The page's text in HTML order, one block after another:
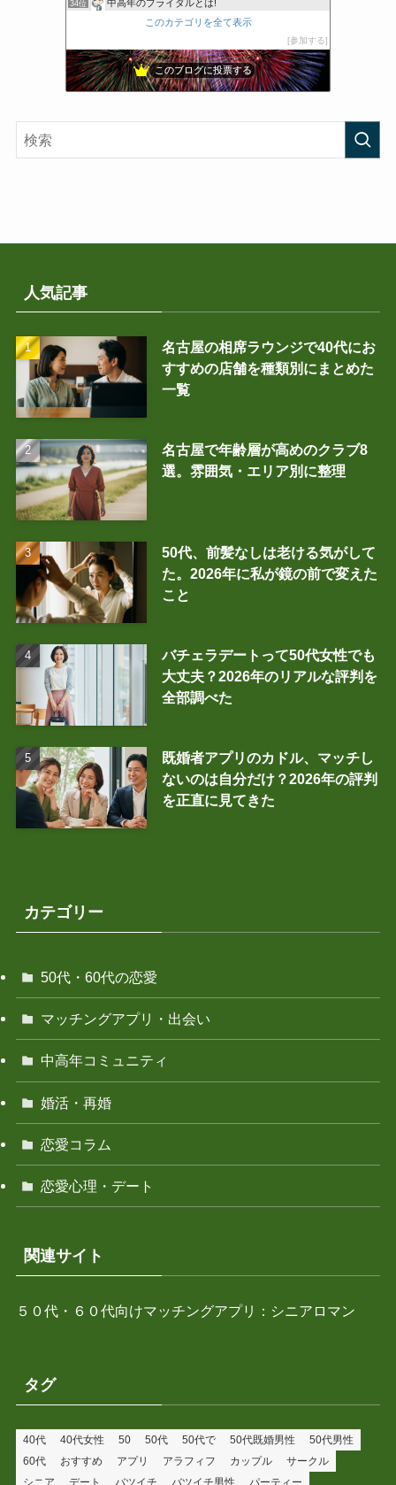
34位 中高年のブライダルとは!
夫婦結び｜熟年離婚を再生した、二人の祝詞と神事
このカテゴリを全て表示
参加する
このブログに投票する
人気記事
名古屋の相席ラウンジで40代にお
すすめの店舗を種類別にまとめた
一覧
名古屋で年齢層が高めのクラブ8
選。雰囲気・エリア別に整理
50代、前髪なしは老ける気がして
た。2026年に私が鏡の前で変えた
こと
バチェラデートって50代女性でも
大丈夫？2026年のリアルな評判を
全部調べた
既婚者アプリのカドル、マッチし
ないのは自分だけ？2026年の評判
を正直に見てきた
カテゴリー
50代・60代の恋愛
マッチングアプリ・出会い
中高年コミュニティ
婚活・再婚
恋愛コラム
恋愛心理・デート
関連サイト
５０代・６０代向けマッチングアプリ：シニアロマン
タグ
40代 40代女性 50 50代 50代で 50代既婚男性
50代男性
60代
おすすめ アプリ アラフィフ カップル
サークル